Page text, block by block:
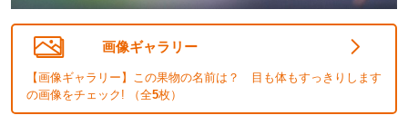
画像ギャラリー
【画像ギャラリー】この果物の名前は？ 目も体もすっきりします
の画像をチェック! （全5枚）